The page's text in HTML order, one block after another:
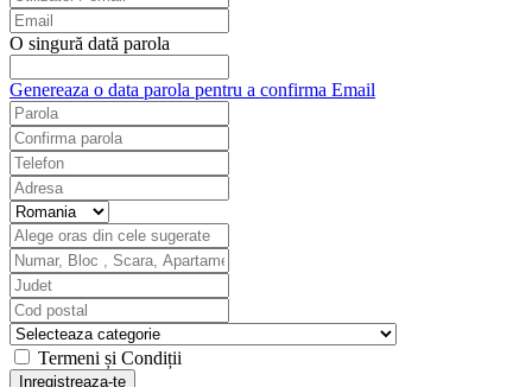
O singură dată parola
Genereaza o data parola pentru a confirma Email
Termeni și Condiții